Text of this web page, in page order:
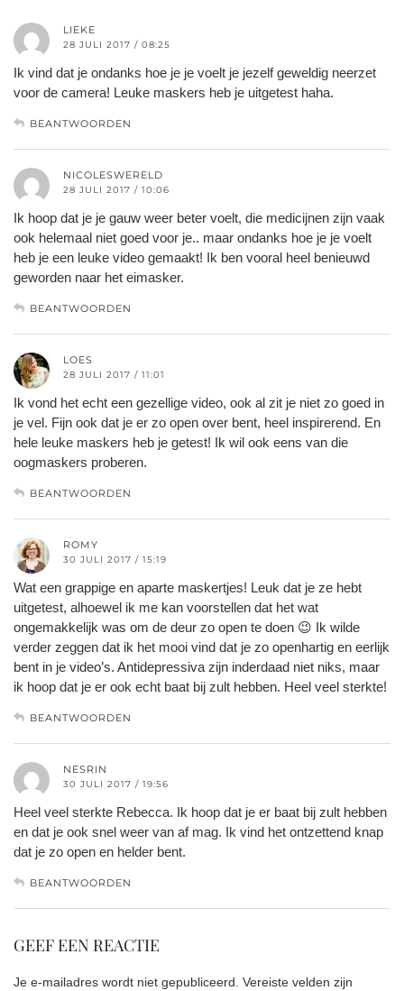
LIEKE
28 JULI 2017 / 08:25
Ik vind dat je ondanks hoe je je voelt je jezelf geweldig neerzet
voor de camera! Leuke maskers heb je uitgetest haha.
BEANTWOORDEN
NICOLESWERELD
28 JULI 2017 / 10:06
Ik hoop dat je je gauw weer beter voelt, die medicijnen zijn vaak
ook helemaal niet goed voor je.. maar ondanks hoe je je voelt
heb je een leuke video gemaakt! Ik ben vooral heel benieuwd
geworden naar het eimasker.
BEANTWOORDEN
LOES
28 JULI 2017 / 11:01
Ik vond het echt een gezellige video, ook al zit je niet zo goed in
je vel. Fijn ook dat je er zo open over bent, heel inspirerend. En
hele leuke maskers heb je getest! Ik wil ook eens van die
oogmaskers proberen.
BEANTWOORDEN
ROMY
30 JULI 2017 / 15:19
Wat een grappige en aparte maskertjes! Leuk dat je ze hebt
uitgetest, alhoewel ik me kan voorstellen dat het wat
ongemakkelijk was om de deur zo open te doen 😉 Ik wilde
verder zeggen dat ik het mooi vind dat je zo openhartig en eerlijk
bent in je video’s. Antidepressiva zijn inderdaad niet niks, maar
ik hoop dat je er ook echt baat bij zult hebben. Heel veel sterkte!
BEANTWOORDEN
NESRIN
30 JULI 2017 / 19:56
Heel veel sterkte Rebecca. Ik hoop dat je er baat bij zult hebben
en dat je ook snel weer van af mag. Ik vind het ontzettend knap
dat je zo open en helder bent.
BEANTWOORDEN
GEEF EEN REACTIE
Je e-mailadres wordt niet gepubliceerd. Vereiste velden zijn